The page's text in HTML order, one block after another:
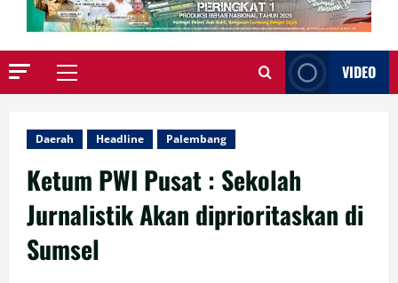
Primary
VIDEO
Daerah Headline Palembang
Ketum PWI Pusat : Sekolah
Jurnalistik Akan diprioritaskan di
Sumsel